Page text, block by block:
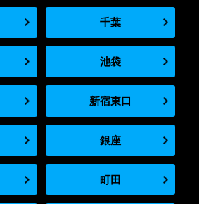
千葉
池袋
新宿東口
銀座
町田